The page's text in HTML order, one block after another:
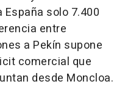
solo 7.400
entre
a Pekín supone
comercial que
desde Moncloa.